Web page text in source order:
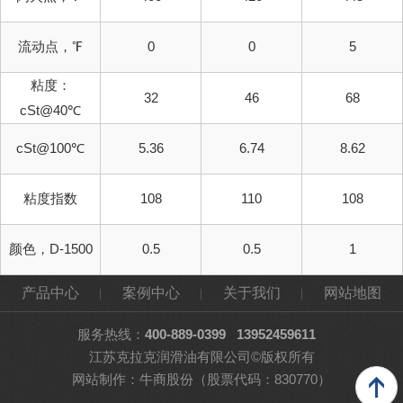
流动点，℉ 0 0 5
粘度：
cSt@40℃
32 46 68
cSt@100℃ 5.36 6.74 8.62
粘度指数 108 110 108
颜色，D-1500 0.5 0.5 1
产品中心 案例中心 关于我们 网站地图
服务热线： 400-889-0399
13952459611
江苏克拉克润滑油有限公司©版权所有
网站制作： 牛商股份 （股票代码：830770）